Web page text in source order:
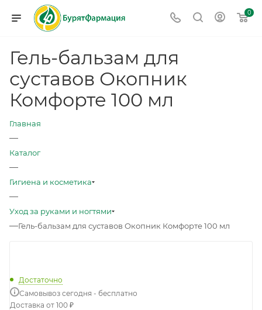
0
Гель-бальзам для
суставов Окопник
Комфорте 100 мл
Главная
—
Каталог
—
Гигиена и косметика
—
Уход за руками и ногтями
—Гель-бальзам для суставов Окопник Комфорте 100 мл
Достаточно
Самовывоз сегодня - бесплатно
Доставка от 100 ₽